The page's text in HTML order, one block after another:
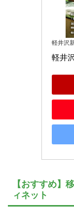
軽井沢
軽井
【おすすめ】
ィネット